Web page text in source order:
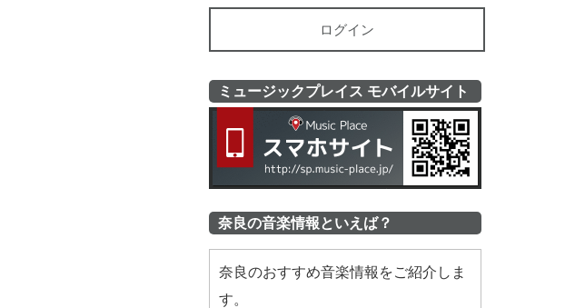
ログイン
ミュージックプレイス モバイルサイト
奈良の音楽情報といえば？
奈良のおすすめ音楽情報をご紹介しま
す。